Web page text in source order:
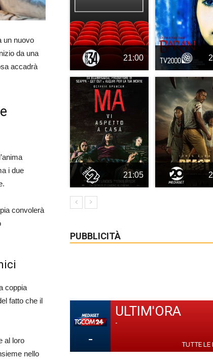
un nuovo
da una
accadrà
i due
convolerà
coppia
fatto che il
al loro
nello
21:00
21:05
PUBBLICITÀ
-
ULTIM'ORA
-
TUTTE LE